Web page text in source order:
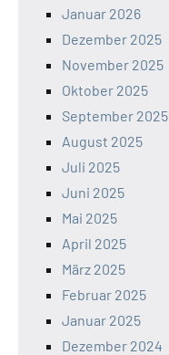
Januar 2026
Dezember 2025
November 2025
Oktober 2025
September 2025
August 2025
Juli 2025
Juni 2025
Mai 2025
April 2025
März 2025
Februar 2025
Januar 2025
Dezember 2024